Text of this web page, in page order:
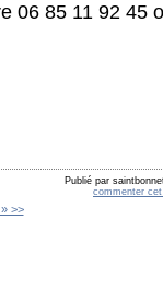
06 85 11 92 45
Publié par
commenter
>>